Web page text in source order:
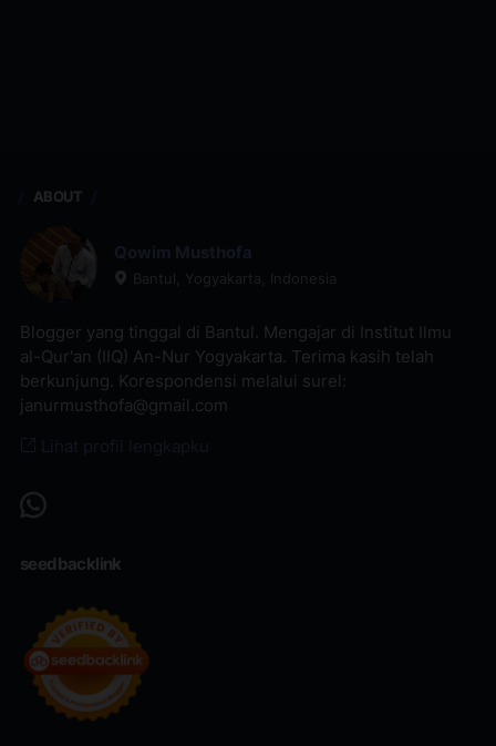
ABOUT
Qowim Musthofa
Bantul, Yogyakarta, Indonesia
Blogger yang tinggal di Bantul. Mengajar di Institut Ilmu
al-Qur'an (IIQ) An-Nur Yogyakarta. Terima kasih telah
berkunjung. Korespondensi melalui surel:
janurmusthofa@gmail.com
Lihat profil lengkapku
seedbacklink